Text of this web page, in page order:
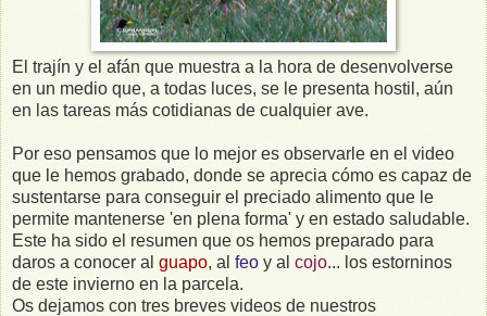
El trajín y el afán que muestra a la hora de desenvolverse
en un medio que, a todas luces, se le presenta hostil, aún
en las tareas más cotidianas de cualquier ave.
Por eso pensamos que lo mejor es observarle en el video
que le hemos grabado, donde se aprecia cómo es capaz de
sustentarse para conseguir el preciado alimento que le
permite mantenerse 'en plena forma' y en estado saludable.
Este ha sido el resumen que os hemos preparado para
daros a conocer al guapo, al feo y al cojo... los estorninos
de este invierno en la parcela.
Os dejamos con tres breves videos de nuestros